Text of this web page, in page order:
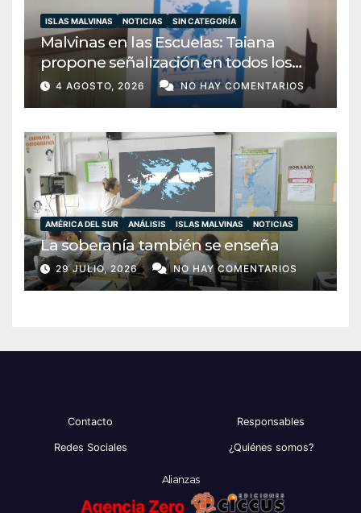
ISLAS MALVINAS NOTICIAS SIN CATEGORÍA
Malvinas en las Escuelas: Taiana
propone señalización en todos los
establecimientos del país
4 AGOSTO, 2026 NO HAY COMENTARIOS
AMÉRICA DEL SUR ANÁLISIS ISLAS MALVINAS NOTICIAS
La soberanía también se enseña
29 JULIO, 2026 NO HAY COMENTARIOS
Contacto Responsables
Redes Sociales ¿Quiénes somos?
Alianzas